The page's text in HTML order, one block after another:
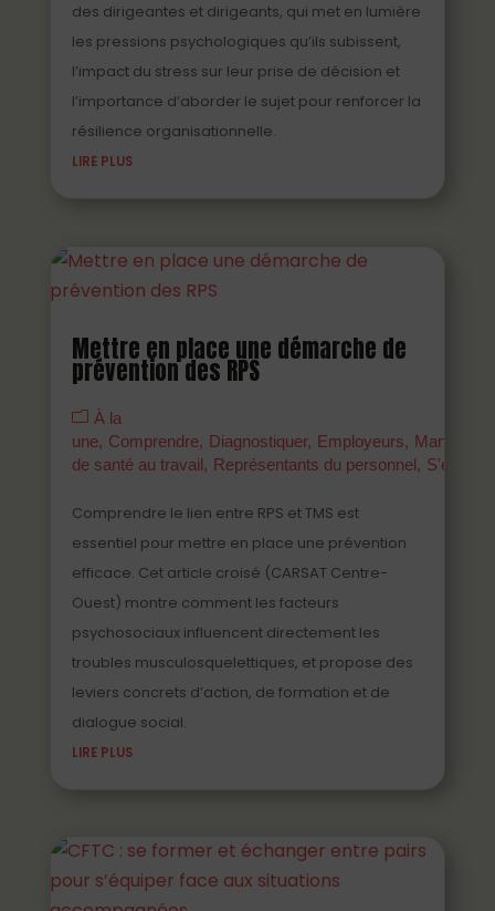
des dirigeantes et dirigeants, qui met en lumière
les pressions psychologiques qu’ils subissent,
l’impact du stress sur leur prise de décision et
l’importance d’aborder le sujet pour renforcer la
résilience organisationnelle.
LIRE PLUS
Mettre en place une démarche de
prévention des RPS
À la
une
Comprendre Diagnostiquer Employeurs
Managers
de santé au travail
Représentants du personnel
Comprendre le lien entre RPS et TMS est
essentiel pour mettre en place une prévention
efficace. Cet article croisé (CARSAT Centre-
Ouest) montre comment les facteurs
psychosociaux influencent directement les
troubles musculosquelettiques, et propose des
leviers concrets d’action, de formation et de
dialogue social.
LIRE PLUS